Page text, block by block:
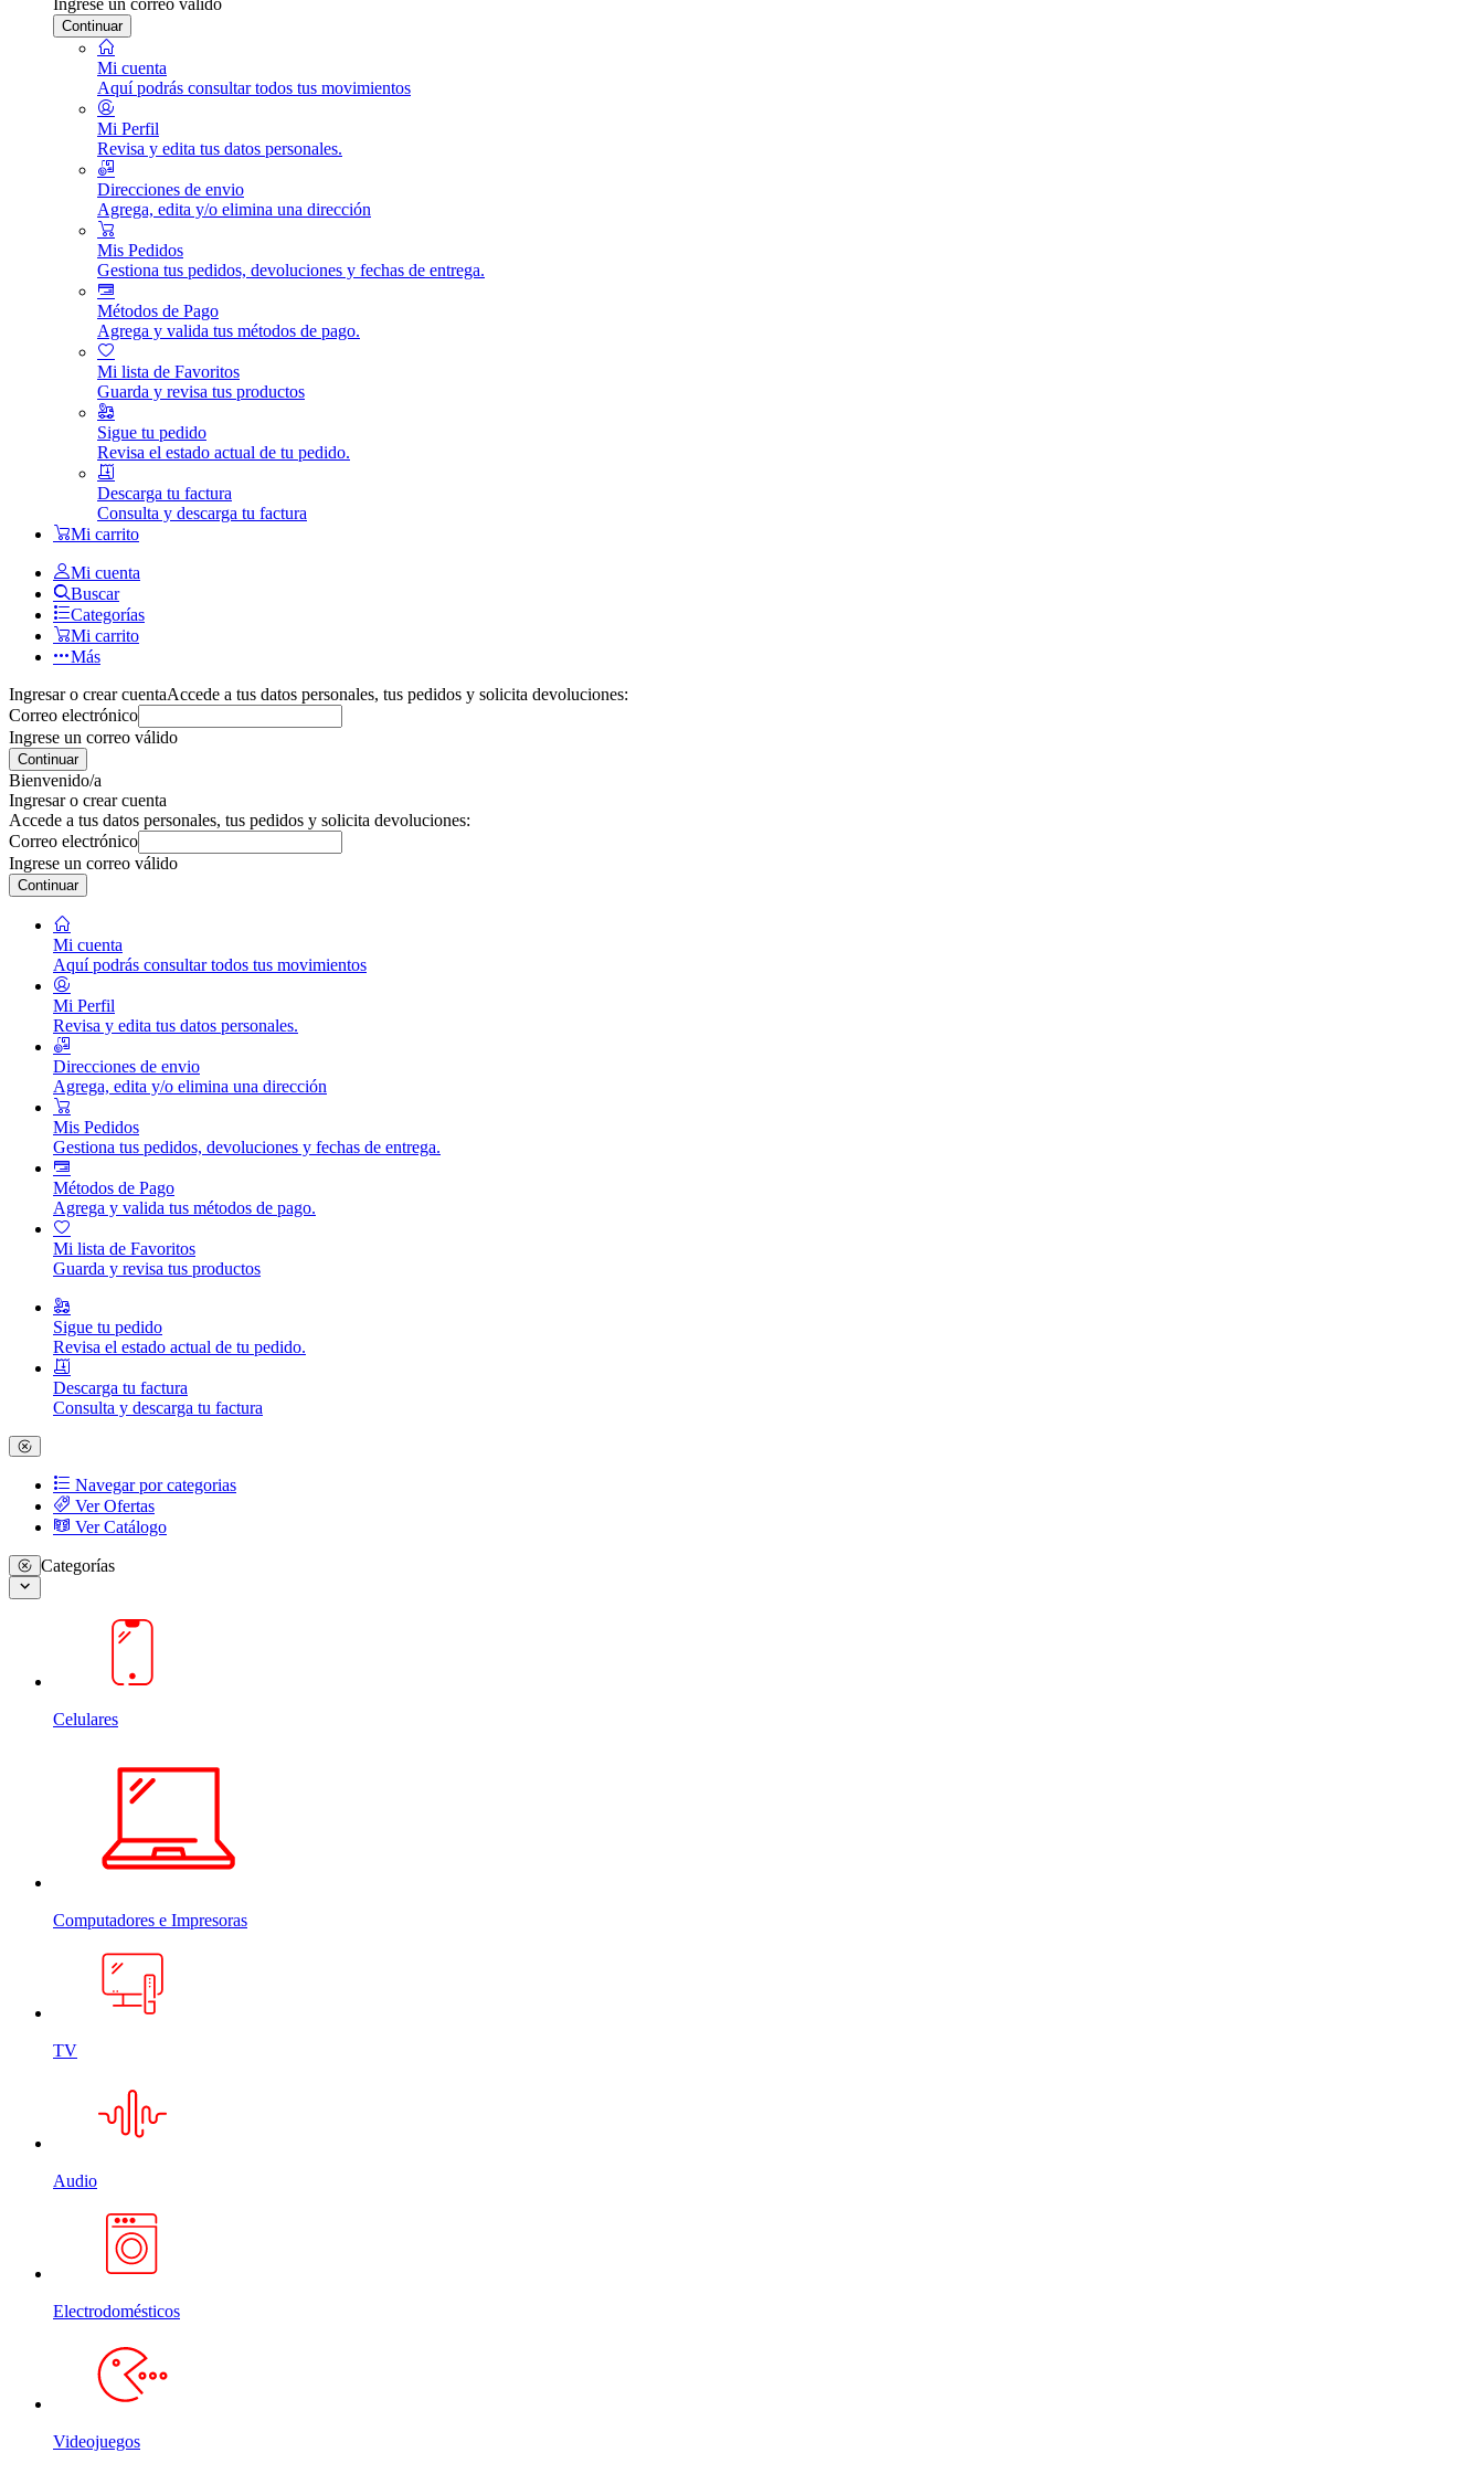
Continuar
Mi cuenta
Aquí podrás consultar todos tus movimientos
Mi Perfil
Revisa y edita tus datos personales.
Direcciones de envio
Agrega, edita y/o elimina una dirección
Mis Pedidos
Gestiona tus pedidos, devoluciones y fechas de entrega.
Métodos de Pago
Agrega y valida tus métodos de pago.
Mi lista de Favoritos
Guarda y revisa tus productos
Sigue tu pedido
Revisa el estado actual de tu pedido.
Descarga tu factura
Consulta y descarga tu factura
Mi carrito
Mi cuenta
Buscar
Categorías
Mi carrito
Más
Ingresar o crear cuentaAccede a tus datos personales, tus pedidos y solicita devoluciones:
Correo electrónico
Ingrese un correo válido
Continuar
Bienvenido/a
Ingresar o crear cuenta
Accede a tus datos personales, tus pedidos y solicita devoluciones:
Correo electrónico
Ingrese un correo válido
Continuar
Mi cuenta
Aquí podrás consultar todos tus movimientos
Mi Perfil
Revisa y edita tus datos personales.
Direcciones de envio
Agrega, edita y/o elimina una dirección
Mis Pedidos
Gestiona tus pedidos, devoluciones y fechas de entrega.
Métodos de Pago
Agrega y valida tus métodos de pago.
Mi lista de Favoritos
Guarda y revisa tus productos
Sigue tu pedido
Revisa el estado actual de tu pedido.
Descarga tu factura
Consulta y descarga tu factura
Navegar por categorias
Ver Ofertas
Ver Catálogo
Categorías
Celulares
Computadores e Impresoras
TV
Audio
Electrodomésticos
Videojuegos